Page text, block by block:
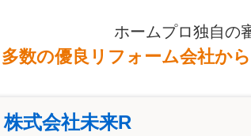
ホームプロ独自の
多数の優良リフォーム会社か
株式会社未来R